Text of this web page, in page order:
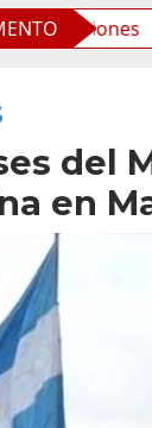
La
del
en